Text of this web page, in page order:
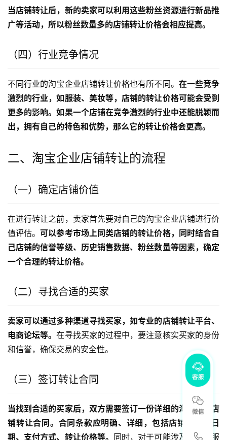
当店铺转让后，新的卖家可以利用这些粉丝资源进行新品推
广等活动，所以粉丝数量多的店铺转让价格会相应提高。
（四）行业竞争情况
不同行业的淘宝企业店铺转让价格也有所不同。 在一些竞争
激烈的行业，如服装、美妆等，店铺的转让价格可能会受到
更多的影响。如果一个店铺在竞争激烈的行业中还能脱颖而
出，拥有自己的特色和优势，那么它的转让价格会更高。
二、淘宝企业店铺转让的流程
（一）确定店铺价值
在进行转让之前，卖家首先要对自己的淘宝企业店铺进行价
值评估。可以参考市场上同类店铺的转让价格，同时结合自
己店铺的信誉等级、历史销售数据、粉丝数量等因素，确定
一个合理的转让价格。
（二）寻找合适的买家
卖家可以通过多种渠道寻找买家，如专业的店铺转让平台、
电商论坛等。在寻找买家的过程中，要注意核实买家的身份
和信誉，确保交易的安全性。
（三）签订转让合同
当找到合适的买家后，双方需要签订一份详细的淘宝企业店
铺转让合同。合同条款应明确、详细，包括店铺的交接日
期、支付方式、转让价格等。 同时，对于可能涉及的售后服